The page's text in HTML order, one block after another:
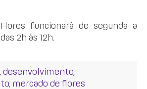
funcionará de segunda a
2h às 12h.
desenvolvimento
mercado de flores